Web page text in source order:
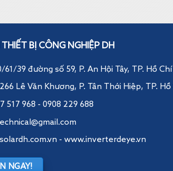
BỊ CÔNG NGHIỆP DH
61/39 đường số 59, P. An Hội Tây, TP. Hồ
Lê Văn Khương, P. Tân Thới Hiệp, TP.
517 968 - 0908 229 688
- www.inverterdeye.vn
NGAY!